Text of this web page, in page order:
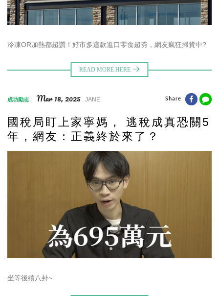
冷凍OR加熱都超讚！好市多這款進口零食超夯，網友瘋狂掃貨中?
成功勵志 Mar 18, 2025 JANE Share
國稅局盯上家寧媽， 逃稅成真恐關5
年，網友：正義終於來了？
坐等後續八卦~